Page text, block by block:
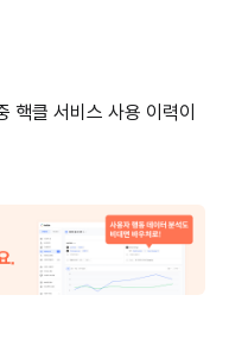
핵클 서비스 사용 이력이